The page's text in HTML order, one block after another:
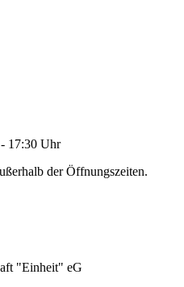
17:30 Uhr
der Öffnungszeiten.
"Einheit" eG